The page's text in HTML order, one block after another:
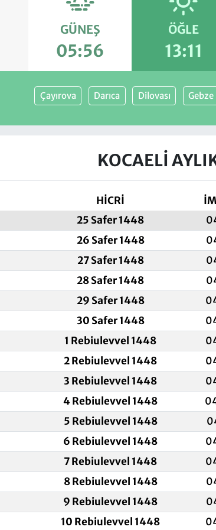
GÜNEŞ
05:56
ÖĞLE
13:11
Çayırova Darıca Dilovası Gebze
KOCAELI
HİCRİ
25 Safer 1448
26 Safer 1448
27 Safer 1448
28 Safer 1448
29 Safer 1448
30 Safer 1448
1 Rebiulevvel 1448
2 Rebiulevvel 1448
3 Rebiulevvel 1448
4 Rebiulevvel 1448
5 Rebiulevvel 1448
6 Rebiulevvel 1448
7 Rebiulevvel 1448
8 Rebiulevvel 1448
9 Rebiulevvel 1448
10 Rebiulevvel 1448